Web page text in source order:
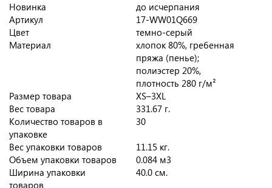
Новинка
до исчерпания
Артикул
17-WW01Q669
Цвет
темно-серый
Материал
хлопок 80%, гребенная
пряжа (пенье);
полиэстер 20%,
плотность 280 г/м²
Размер товара
XS–3XL
Вес товара
331.67 г.
Количество товаров в
упаковке
30
Вес упаковки товаров
11.15 кг.
Объем упаковки товаров
0.084 м3
Ширина упаковки
товаров
40.0 см.